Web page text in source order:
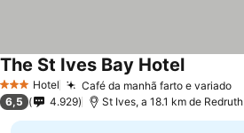
3 EstrelasHotel Café da manhã farto e variado
The St Ives Bay Hotel
6,5 4.929 St Ives, a 18.1 km de Redruth